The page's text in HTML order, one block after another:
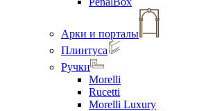
Арки и порталы
Плинтуса
Ручки
Morelli
Rucetti
Morelli Luxury